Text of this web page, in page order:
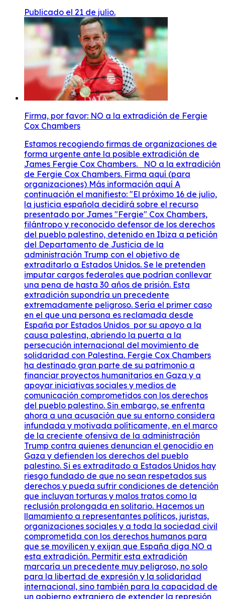
Publicado el 21 de julio.
Firma, por favor: NO a la extradición de Fergie
Cox Chambers
Estamos recogiendo firmas de organizaciones de
forma urgente ante la posible extradición de
James Fergie Cox Chambers. NO a la extradición
de Fergie Cox Chambers. Firma aquí (para
organizaciones) Más información aquí A
continuación el manifiesto: "El próximo 16 de julio,
la justicia española decidirá sobre el recurso
presentado por James "Fergie" Cox Chambers,
filántropo y reconocido defensor de los derechos
del pueblo palestino, detenido en Ibiza a petición
del Departamento de Justicia de la
administración Trump con el objetivo de
extraditarlo a Estados Unidos. Se le pretenden
imputar cargos federales que podrían conllevar
una pena de hasta 30 años de prisión. Esta
extradición supondría un precedente
extremadamente peligroso. Sería el primer caso
en el que una persona es reclamada desde
España por Estados Unidos por su apoyo a la
causa palestina, abriendo la puerta a la
persecución internacional del movimiento de
solidaridad con Palestina. Fergie Cox Chambers
ha destinado gran parte de su patrimonio a
financiar proyectos humanitarios en Gaza y a
apoyar iniciativas sociales y medios de
comunicación comprometidos con los derechos
del pueblo palestino. Sin embargo, se enfrenta
ahora a una acusación que su entorno considera
infundada y motivada políticamente, en el marco
de la creciente ofensiva de la administración
Trump contra quienes denuncian el genocidio en
Gaza y defienden los derechos del pueblo
palestino. Si es extraditado a Estados Unidos hay
riesgo fundado de que no sean respetados sus
derechos y pueda sufrir condiciones de detención
que incluyan torturas y malos tratos como la
reclusión prolongada en solitario. Hacemos un
llamamiento a representantes políticos, juristas,
organizaciones sociales y a toda la sociedad civil
comprometida con los derechos humanos para
que se movilicen y exijan que España diga NO a
esta extradición. Permitir esta extradición
marcaría un precedente muy peligroso, no solo
para la libertad de expresión y la solidaridad
internacional, sino también para la capacidad de
un gobierno extranjero de extender la represión